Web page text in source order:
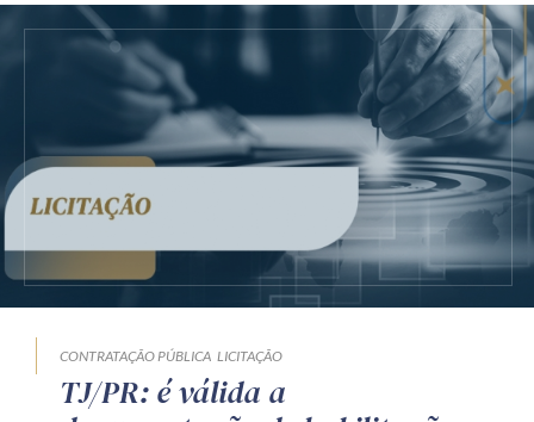
CONTRATAÇÃO PÚBLICA LICITAÇÃO
TJ/PR: é válida a